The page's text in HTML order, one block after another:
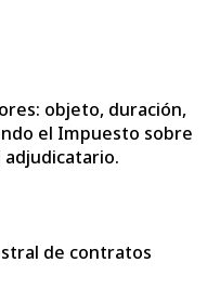
objeto, duración,
el Impuesto sobre
adjudicatario.
de contratos